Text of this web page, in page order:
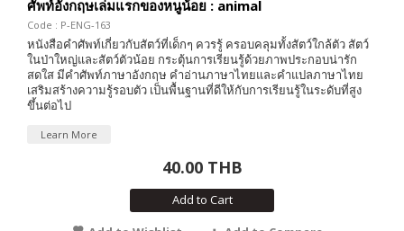
ศัพท์อังกฤษเล่มแรกของหนูน้อย : animal
Code : P-ENG-163
หนังสือคำศัพท์เกี่ยวกับสัตว์ที่เด็กๆ ควรรู้ ครอบคลุมทั้งสัตว์ใกล้ตัว สัตว์
ในป่าใหญ่และสัตว์ตัวน้อย กระตุ้นการเรียนรู้ด้วยภาพประกอบน่ารัก
สดใส มีคำศัพท์ภาษาอังกฤษ คำอ่านภาษาไทยและคำแปลภาษาไทย
เสริมสร้างความรู้รอบตัว เป็นพื้นฐานที่ดีให้กับการเรียนรู้ในระดับที่สูง
ขึ้นต่อไป
Learn More
40.00 THB
Add to Cart